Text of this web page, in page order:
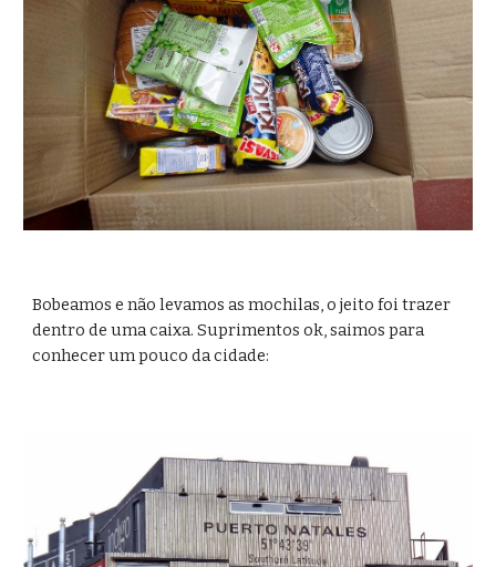
Bobeamos e não levamos as mochilas, o jeito foi trazer
dentro de uma caixa. Suprimentos ok, saimos para
conhecer um pouco da cidade: